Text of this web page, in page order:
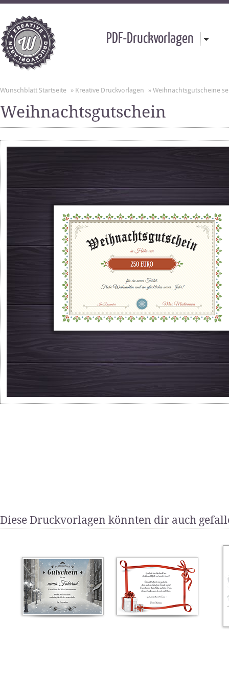
PDF-Druckvorlagen
Wunschblatt Startseite » Kreative Druckvorlagen » Weihnachtsgutscheine
Weihnachtsgutschein
Diese Druckvorlagen könnten dir auch